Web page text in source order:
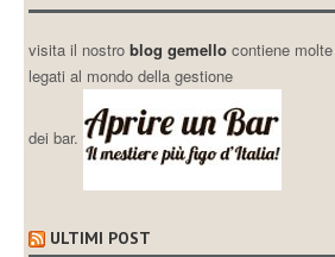
visita il nostroblog gemellocontiene
legati al mondo della gestione
dei bar.
ULTIMI POST